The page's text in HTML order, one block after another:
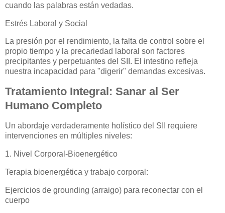
cuando las palabras están vedadas.
Estrés Laboral y Social
La presión por el rendimiento, la falta de control sobre el
propio tiempo y la precariedad laboral son factores
precipitantes y perpetuantes del SII. El intestino refleja
nuestra incapacidad para "digerir" demandas excesivas.
Tratamiento Integral: Sanar al Ser
Humano Completo
Un abordaje verdaderamente holístico del SII requiere
intervenciones en múltiples niveles:
1. Nivel Corporal-Bioenergético
Terapia bioenergética y trabajo corporal:
Ejercicios de grounding (arraigo) para reconectar con el
cuerpo